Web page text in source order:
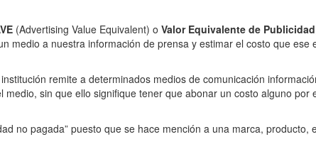
(Advertising Value Equivalent) o Valor Equivalente de Publicidad
medio a nuestra información de prensa y estimar el costo que ese
remite a determinados medios de comunicación
sin que ello signifique tener que abonar un costo alguno por
no pagada” puesto que se hace mención a una marca, producto,